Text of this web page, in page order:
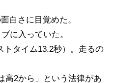
白さに目覚めた。
に入っていた。
タイム13.2秒）。走るの
高2から」という法律があ